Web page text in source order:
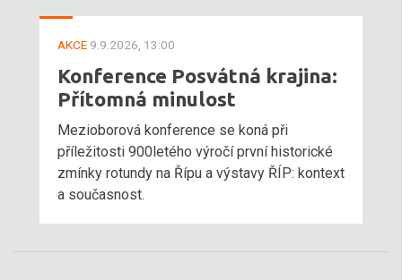
AKCE 9.9.2026, 13:00
Konference Posvátná krajina:
Přítomná minulost
Mezioborová konference se koná při
příležitosti 900letého výročí první historické
zmínky rotundy na Řípu a výstavy ŘÍP: kontext
a současnost.